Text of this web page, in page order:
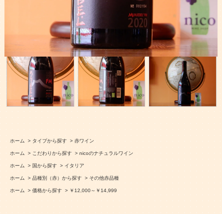
ホーム > タイプから探す > 赤ワイン
ホーム > こだわりから探す > nicoのナチュラルワイン
ホーム > 国から探す > イタリア
ホーム > 品種別（赤）から探す > その他赤品種
ホーム > 価格から探す > ￥12,000～￥14,999